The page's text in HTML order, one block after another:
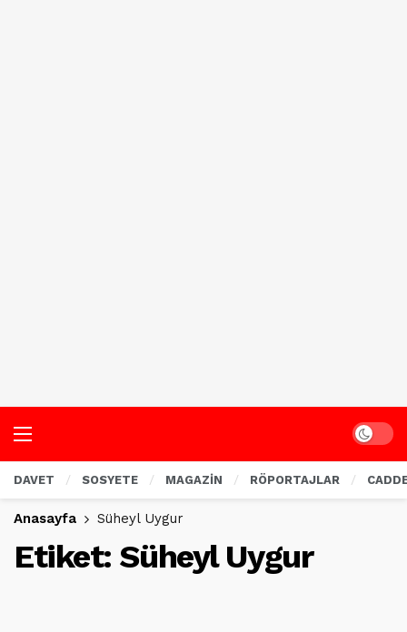
Dark
DAVET SOSYETE MAGAZİN RÖPORTAJLAR
Anasayfa Süheyl Uygur
Etiket: Süheyl Uygur